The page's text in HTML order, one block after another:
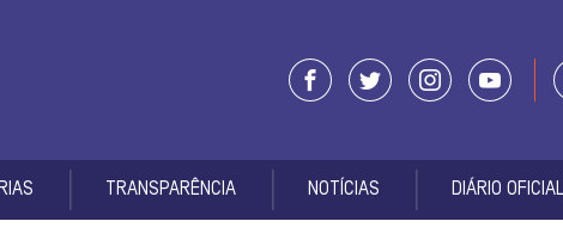
TRANSPARÊNCIA NOTÍCIAS DIÁRIO OFICIAL